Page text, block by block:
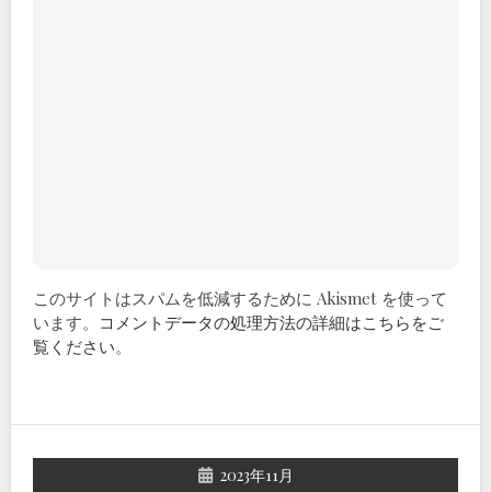
このサイトはスパムを低減するために Akismet を使って
います。 コメントデータの処理方法の詳細はこちらをご
覧ください。
2023年11月